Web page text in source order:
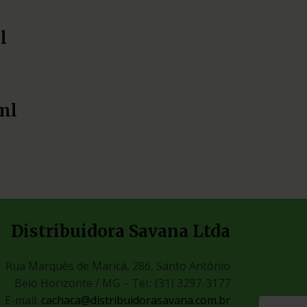
Distribuidora Savana Ltda
Rua Marquês de Maricá, 286, Santo Antônio
Belo Horizonte / MG – Tel.: (31) 3297-3177
E-mail: cachaca@distribuidorasavana.com.br